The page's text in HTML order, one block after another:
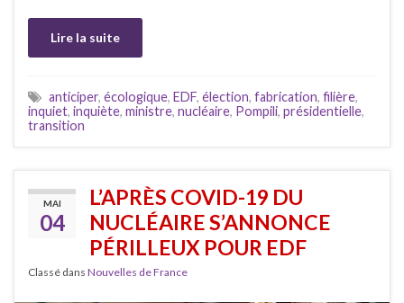
Lire la suite
anticiper, écologique, EDF, élection, fabrication, filière,
inquiet, inquiète, ministre, nucléaire, Pompili, présidentielle,
transition
MAI
04
L’APRÈS COVID-19 DU
NUCLÉAIRE S’ANNONCE
PÉRILLEUX POUR EDF
Classé dans Nouvelles de France